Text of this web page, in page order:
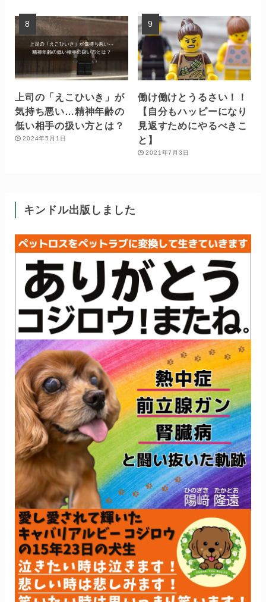
上司の「えこひいき」が
気持ち悪い…精神年齢の
低い相手の扱い方とは？
2024年5月1日
働け働けとうるさい！！
【自分もハッピーになり
見返すためにやるべきこ
と】
2021年7月3日
キンドル出版しました